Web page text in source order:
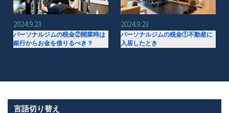
2024.9.23
パーソナルジムの税金②開業時は
銀行からお金を借りるべき？
2024.9.23
パーソナルジムの税金①不動産に
入居したとき
言語切り替え